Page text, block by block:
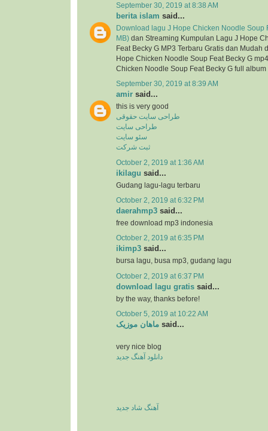
September 30, 2019 at 8:38 AM
berita islam said...
Download lagu J Hope Chicken Noodle Soup
MB) dan Streaming Kumpulan Lagu J Hope
Feat Becky G MP3 Terbaru Gratis dan Mudah
Hope Chicken Noodle Soup Feat Becky G
Chicken Noodle Soup Feat Becky G full album
September 30, 2019 at 8:39 AM
amir said...
this is very good
طراحی سایت حقوقی
طراحی سایت
سئو سایت
ثبت شرکت
October 2, 2019 at 1:36 AM
ikilagu said...
Gudang lagu-lagu terbaru
October 2, 2019 at 6:32 PM
daerahmp3 said...
free download mp3 indonesia
October 2, 2019 at 6:35 PM
ikimp3 said...
bursa lagu, busa mp3, gudang lagu
October 2, 2019 at 6:37 PM
download lagu gratis said...
by the way, thanks before!
October 5, 2019 at 10:22 AM
ماهان موزیک said...
very nice blog
دانلود آهنگ جدید
آهنگ شاد جدید